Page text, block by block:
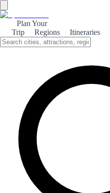
Plan Your
Trip
Regions Itineraries
Discover the breathtaking
the Catalan Pyrenees, where
About the theme
Nestled in the heart of the
paradise for nature lovers and
stunning landscapes, lush
offers a perfect escape from the
Visitors can explore the